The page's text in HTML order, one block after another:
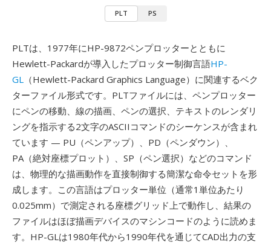
PLT PS
PLTは、1977年にHP-9872ペンプロッターとともに
Hewlett-Packardが導入したプロッター制御言語HP-
GL （Hewlett-Packard Graphics Language）に関連するベク
ターファイル形式です。PLTファイルには、ペンプロッター
にペンの移動、線の描画、ペンの選択、テキストのレンダリ
ングを指示する2文字のASCIIコマンドのシーケンスが含まれ
ています — PU（ペンアップ）、PD（ペンダウン）、
PA（絶対座標プロット）、SP（ペン選択）などのコマンド
は、物理的な描画動作を直接制御する簡潔な命令セットを形
成します。この言語はプロッター単位（通常1単位あたり
0.025mm）で測定される座標グリッド上で動作し、結果の
ファイルはほぼ描画デバイスのマシンコードのように読めま
す。HP-GLは1980年代から1990年代を通じてCAD出力の支